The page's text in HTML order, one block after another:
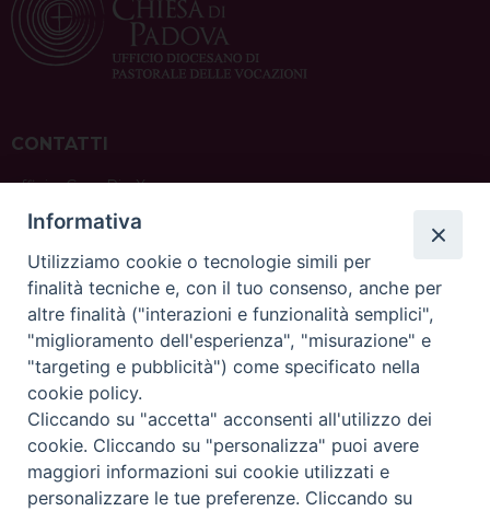
CONTATTI
ufficio: Casa Pio X
via Bonporti, 20 – 35141 Padova
tel: +39 351 619 2354
e mail:ufficiovocazionipadova@gmail.com
sede: Casa Sant'Andrea
via Valmarana, 20 – 35133 Padova
instagram:@casasantandreapadova
e mail:casasantandreapadova@gmail.com
Informativa
Utilizziamo cookie o tecnologie simili per
finalità tecniche e, con il tuo consenso, anche per
altre finalità ("interazioni e funzionalità semplici",
"miglioramento dell'esperienza", "misurazione" e
"targeting e pubblicità") come specificato nella
cookie policy.
Cliccando su "accetta" acconsenti all'utilizzo dei
cookie. Cliccando su "personalizza" puoi avere
maggiori informazioni sui cookie utilizzati e
personalizzare le tue preferenze. Cliccando su